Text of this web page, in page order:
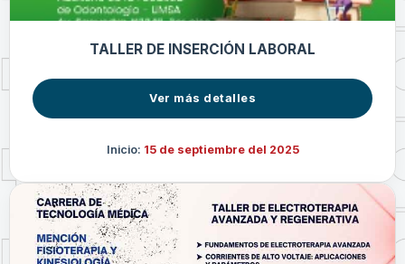
TALLER DE INSERCIÓN LABORAL
Ver más detalles
Inicio: 15 de septiembre del 2025